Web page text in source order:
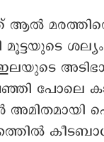
ആൽ
മൂട്ടയുടെ ശല്യം
പോലെ